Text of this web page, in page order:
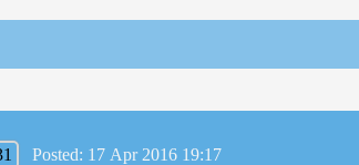
Posted: 17 Apr 2016 19:17